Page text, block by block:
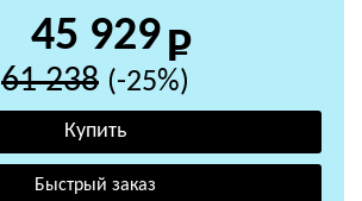
45 929
61 238 (-25%)